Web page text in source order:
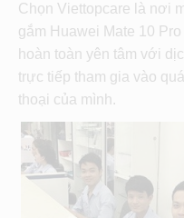
Chọn Viettopcare là nơi
gắm Huawei Mate 10 Pro
hoàn toàn yên tâm với
trực tiếp tham gia vào
thoại của mình.